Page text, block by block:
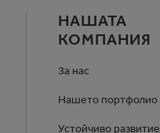
НАШАТА
КОМПАНИЯ
За нас
Нашето портфолио
Устойчиво развитие